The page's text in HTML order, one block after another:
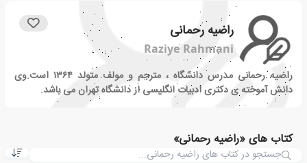
راضیه رحمانی
Raziye Rahmani
راضیه رحمانی مدرس دانشگاه ، مترجم و مولف متولد ۱۳۶۴ است.وی
دانش آموخته ی دکتری ادبیات انگلیسی از دانشگاه تهران می باشد.
کتاب های «راضیه رحمانی»